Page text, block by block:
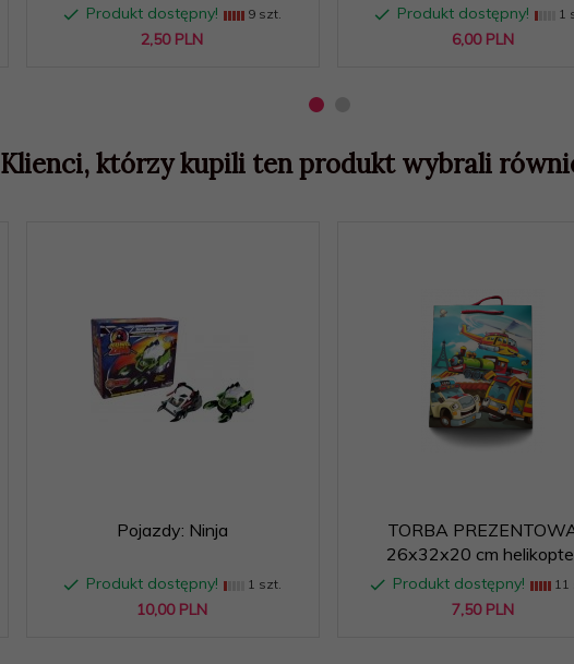
Produkt dostępny! 9 szt.
2,50 PLN
Produkt dostępny! 1
6,00 PLN
Klienci, którzy kupili ten produkt wybrali
Pojazdy: Ninja
Produkt dostępny! 1 szt.
10,00 PLN
TORBA
26x32x20 cm
Produkt dostępny! 11
7,50 PLN